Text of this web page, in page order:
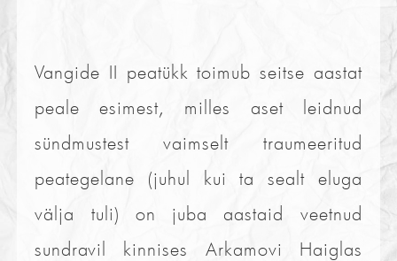
Vangide II peatükk toimub seitse aastat
peale esimest, milles aset leidnud
sündmustest vaimselt traumeeritud
peategelane (juhul kui ta sealt eluga
välja tuli) on juba aastaid veetnud
sundravil kinnises Arkamovi Haiglas